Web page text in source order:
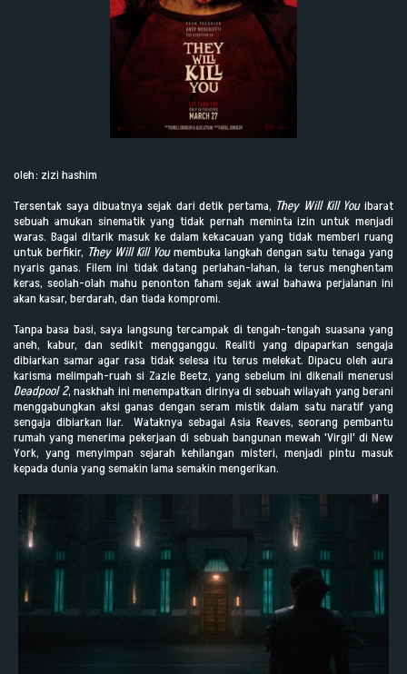
oleh: zizi hashim
Tersentak saya dibuatnya sejak dari detik pertama, They Will Kill Youibarat
sebuah amukan sinematik yang tidak pernah meminta izin untuk menjadi
waras. Bagai ditarik masuk ke dalam kekacauan yang tidak memberi ruang
untuk berfikir, They Will Kill Youmembuka langkah dengan satu tenaga yang
nyaris ganas. Filem ini tidak datang perlahan-lahan, ia terus menghentam
keras, seolah-olah mahu penonton faham sejak awal bahawa perjalanan ini
akan kasar, berdarah, dan tiada kompromi.
Tanpa basa basi, saya langsung tercampak di tengah-tengah suasana yang
aneh, kabur, dan sedikit mengganggu. Realiti yang dipaparkan sengaja
dibiarkan samar agar rasa tidak selesa itu terus melekat. Dipacu oleh aura
karisma melimpah-ruah si Zazie Beetz, yang sebelum ini dikenali menerusi
Deadpool 2, naskhah ini menempatkan dirinya di sebuah wilayah yang berani
menggabungkan aksi ganas dengan seram mistik dalam satu naratif yang
sengaja dibiarkan liar. Wataknya sebagai Asia Reaves, seorang pembantu
rumah yang menerima pekerjaan di sebuah bangunan mewah 'Virgil' di New
York, yang menyimpan sejarah kehilangan misteri, menjadi pintu masuk
kepada dunia yang semakin lama semakin mengerikan.